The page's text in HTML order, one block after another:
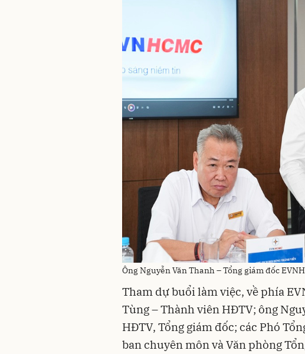
Ông Nguyễn Văn Thanh – Tổng giám đốc
Tham dự buổi làm việc, về phía
Tùng – Thành viên HĐTV; ông
HĐTV, Tổng giám đốc; các Phó
ban chuyên môn và Văn phòng